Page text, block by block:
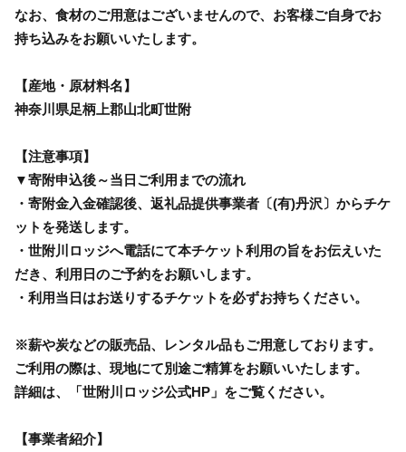
なお、食材のご用意はございませんので、お客様ご自身でお
持ち込みをお願いいたします。
【産地・原材料名】
神奈川県足柄上郡山北町世附
【注意事項】
▼寄附申込後～当日ご利用までの流れ
・寄附金入金確認後、返礼品提供事業者〔(有)丹沢〕からチケ
ットを発送します。
・世附川ロッジへ電話にて本チケット利用の旨をお伝えいた
だき、利用日のご予約をお願いします。
・利用当日はお送りするチケットを必ずお持ちください。
※薪や炭などの販売品、レンタル品もご用意しております。
ご利用の際は、現地にて別途ご精算をお願いいたします。
詳細は、「世附川ロッジ公式HP」をご覧ください。
【事業者紹介】